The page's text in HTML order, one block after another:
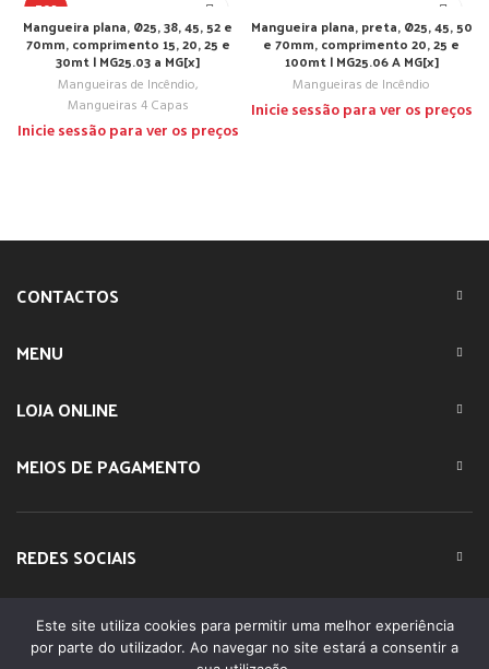
TOP
Mangueira plana, Ø25, 38, 45, 52 e
70mm, comprimento 15, 20, 25 e
30mt | MG25.03 a MG[x]
Mangueiras de Incêndio,
Mangueiras 4 Capas
Inicie sessão para ver os preços
Mangueira plana, preta, Ø25, 45, 50
e 70mm, comprimento 20, 25 e
100mt | MG25.06 A MG[x]
Mangueiras de Incêndio
Inicie sessão para ver os preços
CONTACTOS
MENU
LOJA ONLINE
MEIOS DE PAGAMENTO
REDES SOCIAIS
© 2023 IMPARTE. All Rights Reserved. Desenvolvido por
Este site utiliza cookies para permitir uma melhor experiência
por parte do utilizador. Ao navegar no site estará a consentir a